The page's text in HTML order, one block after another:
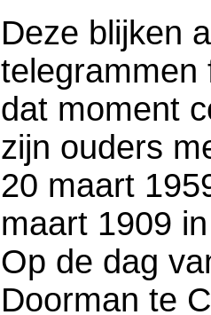
Deze blijken
telegrammen
dat moment
zijn ouders
20 maart
maart 1909
Op de dag
Doorman te